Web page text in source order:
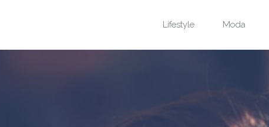
Lifestyle Moda